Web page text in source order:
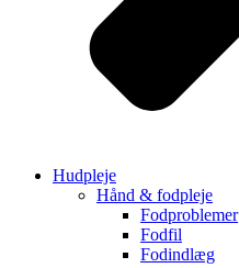
Hudpleje
Hånd & fodpleje
Fodproblemer
Fodfil
Fodindlæg